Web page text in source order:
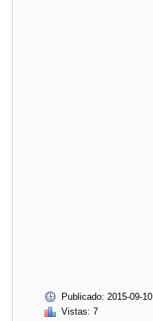
Publicado: 2015-09-10
Vistas: 7